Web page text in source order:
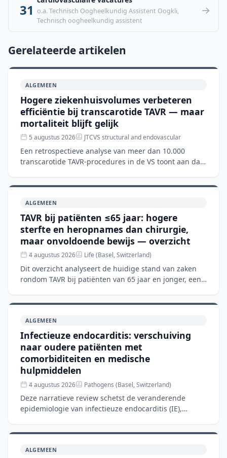
31 o.a. Technisch Oogheelkundig Assistent Oogkli,
Technisch oogheelkundig assistent
→
Gerelateerde artikelen
ALGEMEEN
Hogere ziekenhuisvolumes verbeteren
efficiëntie bij transcarotide TAVR — maar
mortaliteit blijft gelijk
5 augustus 2026 JTCVS structural and endovascular
Een retrospectieve analyse van meer dan 10.000
transcarotide TAVR-procedures in de VS toont aan dat
ALGEMEEN
TAVR bij patiënten ≤65 jaar: hogere
sterfte en heropnames dan chirurgie,
maar onvoldoende bewijs — overzicht
4 augustus 2026 Life (Basel, Switzerland)
Dit overzicht analyseert de huidige stand van zaken
rondom TAVR bij patiënten van 65 jaar en jonger, een
ALGEMEEN
Infectieuze endocarditis: verschuiving
naar oudere patiënten met
comorbiditeiten en medische
hulpmiddelen
4 augustus 2026 Pathogens (Basel, Switzerland)
Deze narratieve review schetst de veranderende
epidemiologie van infectieuze endocarditis (IE),
met aangeb
ALGEMEEN